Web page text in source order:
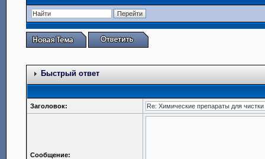
Быстрый ответ
Заголовок:
Сообщение: